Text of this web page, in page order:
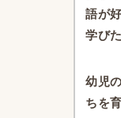
語が
学び
幼児
ちを